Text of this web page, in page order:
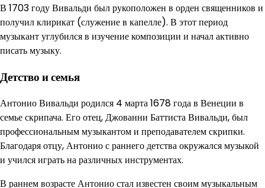
В 1703 году Вивальди был рукоположен в орден священников и
получил клирикат (служение в капелле). В этот период
музыкант углубился в изучение композиции и начал активно
писать музыку.
Детство и семья
Антонио Вивальди родился 4 марта 1678 года в Венеции в
семье скрипача. Его отец, Джованни Баттиста Вивальди, был
профессиональным музыкантом и преподавателем скрипки.
Благодаря отцу, Антонио с раннего детства окружался музыкой
и учился играть на различных инструментах.
В раннем возрасте Антонио стал известен своим музыкальным